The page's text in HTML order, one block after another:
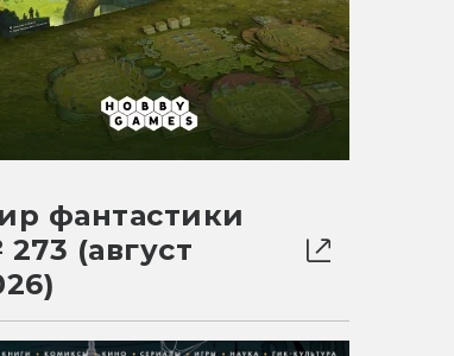
фантастики
(август